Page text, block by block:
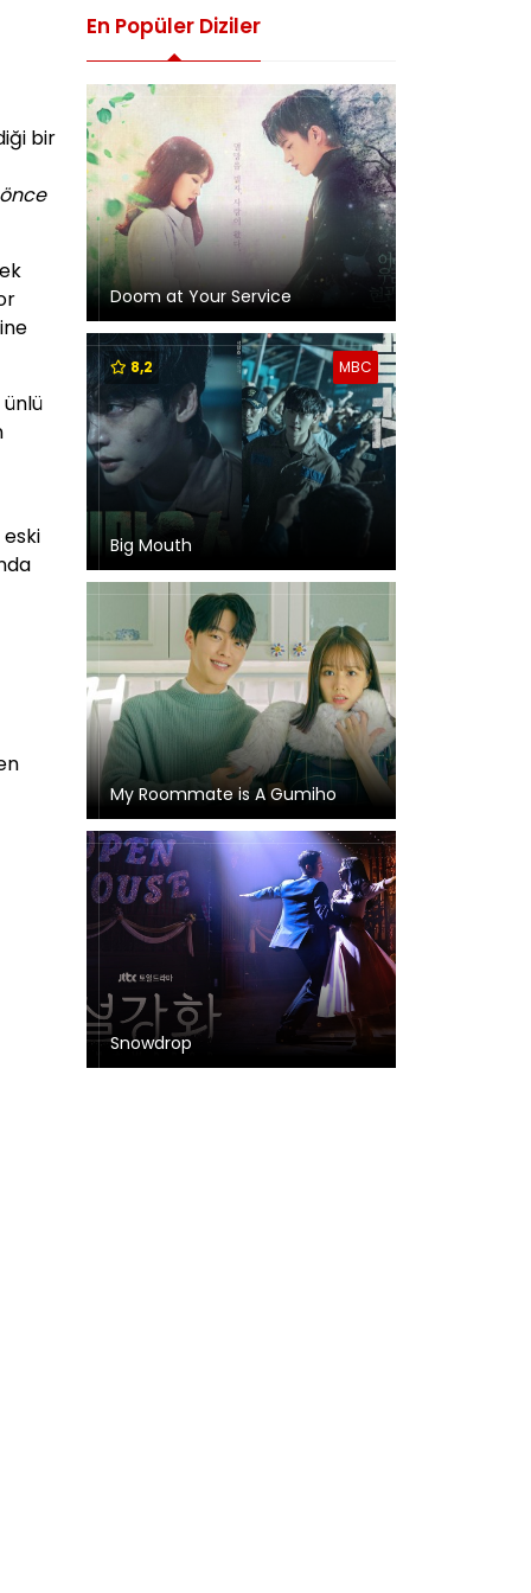
bir
En Popüler Diziler
Doom at Your Service
MBC
8,2
Big Mouth
My Roommate is A Gumiho
Snowdrop